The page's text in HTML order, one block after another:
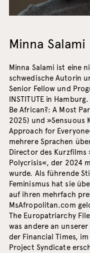
Minna Salami
Minna Salami ist eine
schwedische Autorin
Senior Fellow und
INSTITUTE in
Be African?: A Most
2025) und »Sensuous
Approach for
mehrere Sprachen
Director des Kurzfilms
Polycrisis«, der 2024
wurde. Als führende
Feminismus hat sie
auf ihren mehrfach
MsAfropolitan.com
The Europatriarchy
was andere an
der Financial Times,
Project Syndicate